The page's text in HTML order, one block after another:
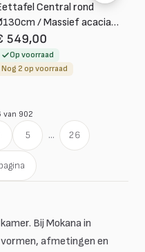
Central rond
/ Massief acacia
549,00
Op voorraad
Nog 2 op voorraad
van 902
5 ... 26
Bij Mokana in
afmetingen en